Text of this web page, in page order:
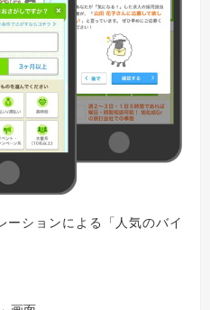
ーションによる「人気のバイ